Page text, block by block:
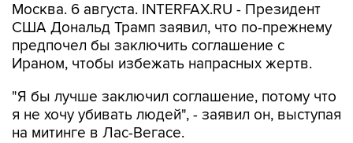
Москва. 6 августа. INTERFAX.RU - Президент
США Дональд Трамп заявил, что по-прежнему
предпочел бы заключить соглашение с
Ираном, чтобы избежать напрасных жертв.
"Я бы лучше заключил соглашение, потому что
я не хочу убивать людей", - заявил он, выступая
на митинге в Лас-Вегасе.